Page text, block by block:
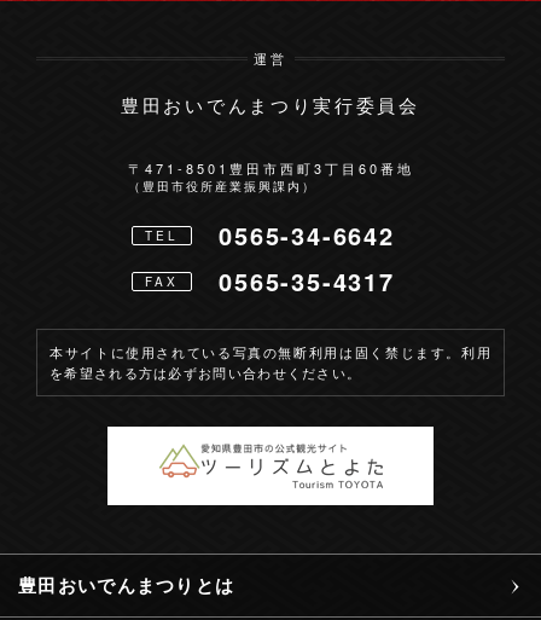
お問い合わせ
豊田おいでんまつりとは
運営
豊田おいでんまつり実行委員会
〒471-8501 豊田市西町3丁目60番地
（豊田市役所産業振興課内）
TEL 0565-34-6642
FAX 0565-35-4317
本サイトに使用されている写真の無断利用は固く禁じます。利用
を希望される方は必ずお問い合わせください。